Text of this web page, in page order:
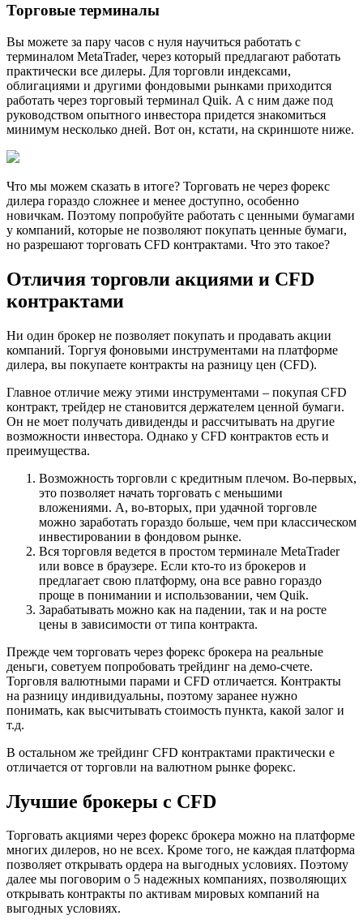
Торговые терминалы
Вы можете за пару часов с нуля научиться работать с
терминалом MetaTrader, через который предлагают работать
практически все дилеры. Для торговли индексами,
облигациями и другими фондовыми рынками приходится
работать через торговый терминал Quik. А с ним даже под
руководством опытного инвестора придется знакомиться
минимум несколько дней. Вот он, кстати, на скриншоте ниже.
Что мы можем сказать в итоге? Торговать не через форекс
дилера гораздо сложнее и менее доступно, особенно
новичкам. Поэтому попробуйте работать с ценными бумагами
у компаний, которые не позволяют покупать ценные бумаги,
но разрешают торговать CFD контрактами. Что это такое?
Отличия торговли акциями и CFD
контрактами
Ни один брокер не позволяет покупать и продавать акции
компаний. Торгуя фоновыми инструментами на платформе
дилера, вы покупаете контракты на разницу цен (CFD).
Главное отличие межу этими инструментами – покупая CFD
контракт, трейдер не становится держателем ценной бумаги.
Он не моет получать дивиденды и рассчитывать на другие
возможности инвестора. Однако у CFD контрактов есть и
преимущества.
Возможность торговли с кредитным плечом. Во-первых,
это позволяет начать торговать с меньшими
вложениями. А, во-вторых, при удачной торговле
можно заработать гораздо больше, чем при классическом
инвестировании в фондовом рынке.
Вся торговля ведется в простом терминале MetaTrader
или вовсе в браузере. Если кто-то из брокеров и
предлагает свою платформу, она все равно гораздо
проще в понимании и использовании, чем Quik.
Зарабатывать можно как на падении, так и на росте
цены в зависимости от типа контракта.
Прежде чем торговать через форекс брокера на реальные
деньги, советуем попробовать трейдинг на демо-счете.
Торговля валютными парами и CFD отличается. Контракты
на разницу индивидуальны, поэтому заранее нужно
понимать, как высчитывать стоимость пункта, какой залог и
т.д.
В остальном же трейдинг CFD контрактами практически е
отличается от торговли на валютном рынке форекс.
Лучшие брокеры с CFD
Торговать акциями через форекс брокера можно на платформе
многих дилеров, но не всех. Кроме того, не каждая платформа
позволяет открывать ордера на выгодных условиях. Поэтому
далее мы поговорим о 5 надежных компаниях, позволяющих
открывать контракты по активам мировых компаний на
выгодных условиях.